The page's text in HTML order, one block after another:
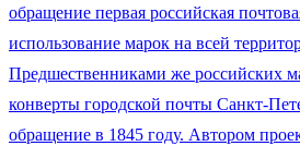
обращение первая российская
использование марок на всей
Предшественниками же российских
конверты городской почты Санкт-
обращение в 1845 году. Автором